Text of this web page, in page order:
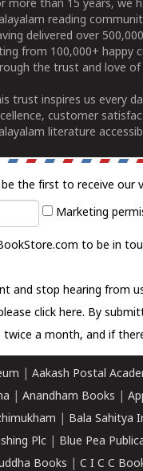
more than 15 years, we
reading
delivered over
from 100,000+ happy
the trust and love of
trust inspires us every
customer
literature
the first to receive our
Marketing
to be in
and stop hearing from
click here. By
a month, and if
Aakash Postal
Anandham Books
Bala Sahitya
Plc Blue Pea
Books C I C C